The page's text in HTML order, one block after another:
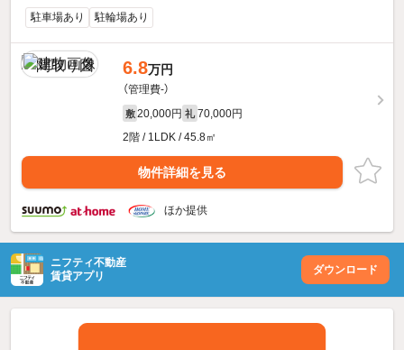
駐車場あり
駐輪場あり
6.8万円
（管理費-）
敷 20,000円 礼 70,000円
2階 / 1LDK / 45.8㎡
物件詳細を見る
ほか提供
ニフティ不動産
賃貸アプリ
ダウンロード